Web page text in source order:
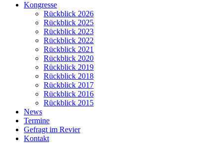
Kongresse
Rückblick 2026
Rückblick 2025
Rückblick 2023
Rückblick 2022
Rückblick 2021
Rückblick 2020
Rückblick 2019
Rückblick 2018
Rückblick 2017
Rückblick 2016
Rückblick 2015
News
Termine
Gefragt im Revier
Kontakt